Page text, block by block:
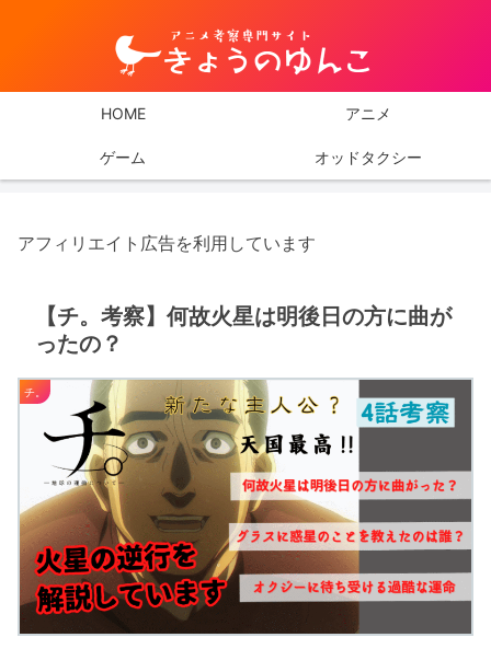
HOME アニメ
ゲーム オッドタクシー
アフィリエイト広告を利用しています
【チ。考察】何故火星は明後日の方に曲が
ったの？
チ。